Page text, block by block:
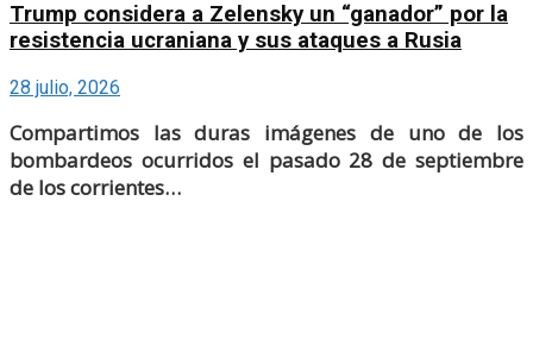
Trump considera a Zelensky un “ganador” por la
resistencia ucraniana y sus ataques a Rusia
28 julio, 2026
Compartimos las duras imágenes de uno de los
bombardeos ocurridos el pasado 28 de septiembre
de los corrientes…